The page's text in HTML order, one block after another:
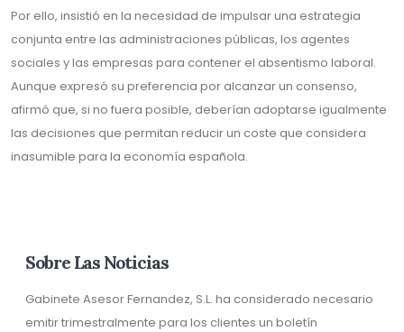
Por ello, insistió en la necesidad de impulsar una estrategia
conjunta entre las administraciones públicas, los agentes
sociales y las empresas para contener el absentismo laboral.
Aunque expresó su preferencia por alcanzar un consenso,
afirmó que, si no fuera posible, deberían adoptarse igualmente
las decisiones que permitan reducir un coste que considera
inasumible para la economía española.
Sobre Las Noticias
Gabinete Asesor Fernandez, S.L. ha considerado necesario
emitir trimestralmente para los clientes un boletín